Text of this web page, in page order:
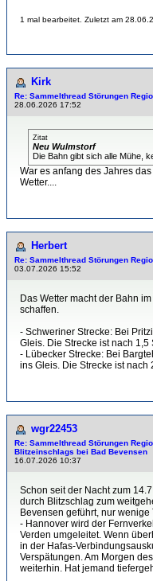
1 mal bearbeitet. Zuletzt am
Kirk
Re: Sammelthread Störungen
28.06.2026 17:52
Zitat
Neu Wulmstorf
Die Bahn gibt sich alle Mühe,
War es anfang des Jahres
Wetter....
Herbert
Re: Sammelthread Störungen
03.07.2026 15:52
Das Wetter macht der Bahn
schaffen.
- Schweriner Strecke: Bei
Gleis. Die Strecke ist nach
- Lübecker Strecke: Bei
ins Gleis. Die Strecke ist nach
wgr22453
Re: Sammelthread Störungen
Blitzeinschlags bei Bad Bevensen
16.07.2026 10:37
Schon seit der Nacht zum
durch Blitzschlag zum
Bevensen geführt, nur
- Hannover wird der
Verden umgeleitet. Wenn
in der Hafas-
Verspätungen. Am Morgen
weiterhin. Hat jemand